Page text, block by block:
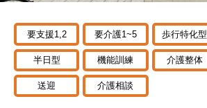
要支援1,2 要介護1~5 歩行特化型
半日型 機能訓練 介護整体
送迎 介護相談